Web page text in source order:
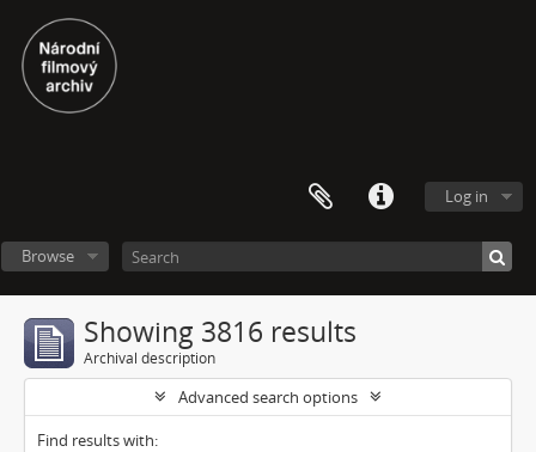
Log in
Browse
Showing 3816 results
Archival description
Advanced search options
Find results with: